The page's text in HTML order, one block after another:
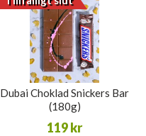
Dubai Choklad Snickers Bar
(180g)
119 kr